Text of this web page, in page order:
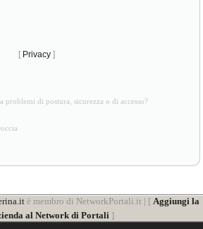
[ Privacy ]
problemi di postura, sicurezza o di accesso?
è membro di NetworkPortali.it | [ Aggiungi la
al Network di Portali ]